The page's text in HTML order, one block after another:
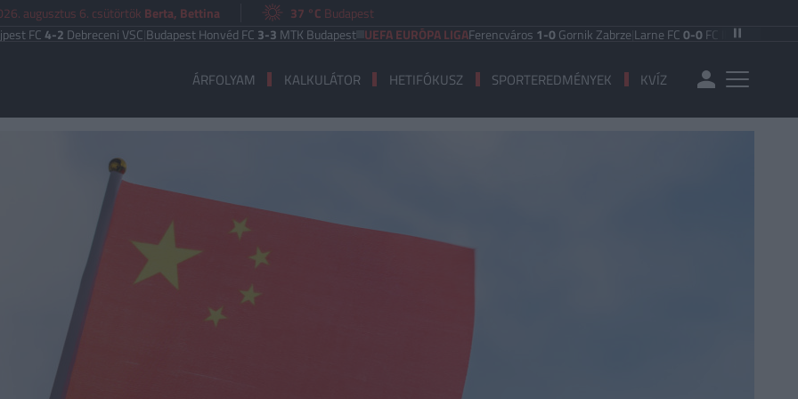
augusztus 6. csütörtök Berta, Bettina 37 °C Budapest
4-2Debreceni VSC|Budapest Honvéd FC3-3MTK Budapest UEFA EURÓPA LIGAFerencváros1-0Gornik Zabrze|Larne FC0-0FC Iberia 1999|
ÁRFOLYAM KALKULÁTOR HETIFÓKUSZ SPORTEREDMÉNYEK KVÍZ